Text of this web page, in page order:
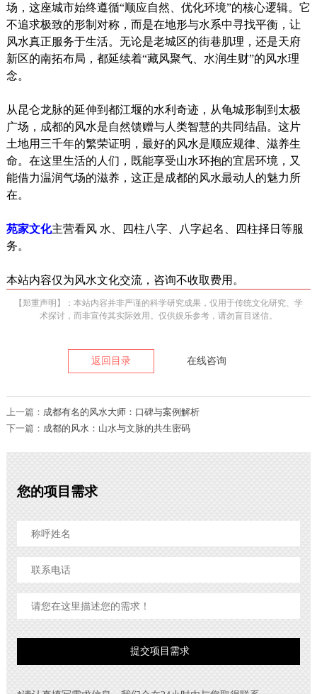
场，这座城市始终遵循“顺应自然、优化环境”的核心逻辑。它
不追求极致的形制对称，而是在地形与水系中寻找平衡，让
风水真正服务于生活。无论是老城区的街巷肌理，还是天府
新区的南拓布局，都延续着“藏风聚气、水润生财”的风水理
念。
从昆仑龙脉的延伸到都江堰的水利奇迹，从龟城形制到太极
广场，成都的风水是自然馈赠与人类智慧的共同结晶。这片
土地用三千年的繁荣证明，最好的风水是顺应规律、滋养生
命。在这里生活的人们，既能享受山水环抱的宜居环境，又
能借力温润气场的滋养，这正是成都的风水最动人的魅力所
在。
苑家文化主营看风 水、四柱八字、八字起名、四柱择日等服
务。
本站内容仅为风水文化交流，咨询不收取费用。
【郑重声明】：本站内容并非严谨的科学研究成果，仅用于传统文化研究、学
术探讨，而非宣传其实际效用。仅供娱乐参考，请勿盲目迷信。
返回目录 在线咨询
上一篇： 成都有名的风水大师：口碑与案例解析
下一篇： 成都的风水：山水与文脉的共生密码
您的项目需求